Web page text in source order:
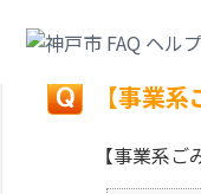
戻る
【事業
【事業系